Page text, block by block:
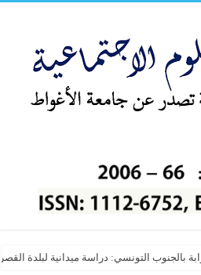
بالجنوب التونسي: دراسة ميدانية لبلدة
العاملين بالمدارس الخاصة الفلسطينية